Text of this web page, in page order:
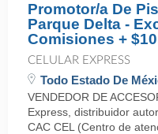
Promotor/a De
Parque Delta -
Comisiones +
CELULAR EXPRESS
Todo Estado De
VENDEDOR DE
Express, distribuidor
CAC CEL (Centro de